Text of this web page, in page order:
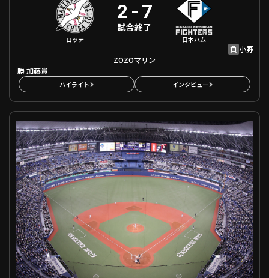
利用規約 プライバシーポリシー
運営会社（別ウィンドウで開く） よくある質問
特定商取引法の表示 アルバイト募集 （別ウィンドウで開く
動画を検索（選手・チーム・プレー内容…）
ロッテ
2 - 7
試合終了
日本ハム
負 小野
ZOZOマリン
勝加藤貴
ハイライト インタビュー
パーソル パ・リーグ公式戦 オリックス VS 福岡ソフトバンク